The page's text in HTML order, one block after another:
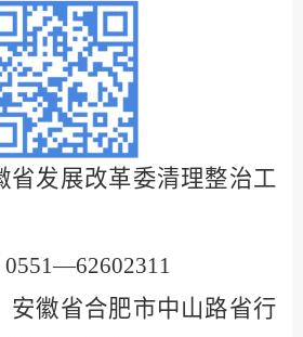
省发展改革委清理整治工
0551—62602311
安徽省合肥市中山路省行